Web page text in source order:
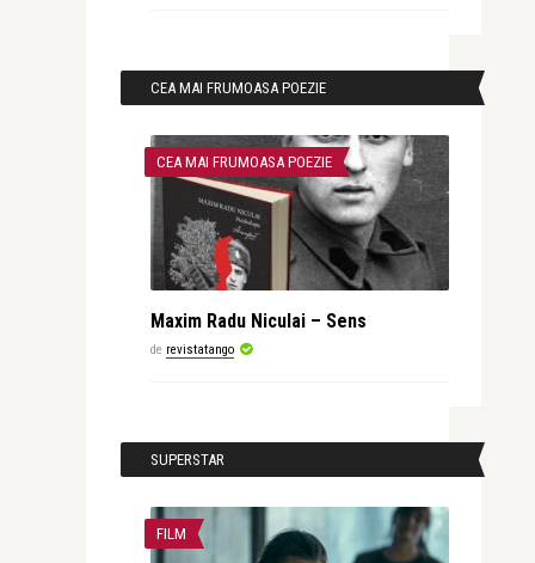
CEA MAI FRUMOASA POEZIE
CEA MAI FRUMOASA POEZIE
Maxim Radu Niculai – Sens
de revistatango
SUPERSTAR
FILM